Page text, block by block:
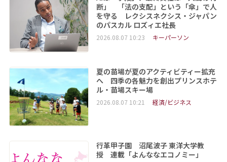
断」 「法の支配」という「傘」で人
を守る レクシスネクシス・ジャパン
のパスカル ロズィエ社長
2026.08.07 10:23 キーパーソン
夏の苗場が夏のアクティビティー拡充
へ 四季の各魅力を創出プリンスホテ
ル・苗場スキー場
2026.08.07 10:21 経済/ビジネス
行革甲子園 沼尾波子 東洋大学教
授 連載「よんななエコノミー」